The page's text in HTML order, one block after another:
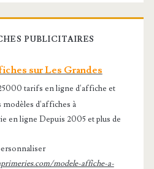
PUBLICITAIRES
sur Les Grandes
tarifs en ligne d'affiche et
modèles d'affiches à
en ligne Depuis 2005 et plus de
modele-affiche-a-